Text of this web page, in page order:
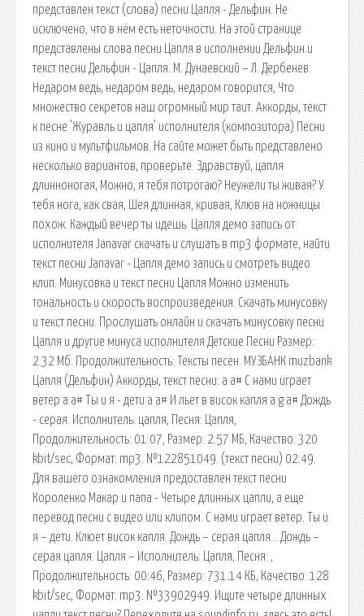
представлен текст (слова) песни Цапля - Дельфин. Не
исключено, что в нём есть неточности. На этой странице
представлены слова песни Цапля в исполнении Дельфин и
текст песни Дельфин - Цапля. М. Дунаевский – Л. Дербенев.
Недаром ведь, недаром ведь, недаром говорится, Что
множество секретов наш огромный мир таит. Аккорды, текст
к песне 'Журавль и цапля' исполнителя (композитора) Песни
из кино и мультфильмов. На сайте может быть представлено
несколько вариантов, проверьте. Здравствуй, цапля
длинноногая, Можно, я тебя потрогаю? Неужели ты живая? У
тебя нога, как свая, Шея длинная, кривая, Клюв на ножницы
похож. Каждый вечер ты идешь. Цапля демо запись от
исполнителя Janavar скачать и слушать в mp3 формате, найти
текст песни Janavar - Цапля демо запись и смотреть видео
клип. Минусовка и текст песни Цапля Можно изменить
тональность и скорость воспроизведения. Скачать минусовку
и текст песни. Прослушать онлайн и скачать минусовку песни
Цапля и другие минуса исполнителя Детские Песни Размер:
2.32 Мб. Продолжительность: Тексты песен. МУЗБАНК muzbank
Цапля (Дельфин) Аккорды, текст песни: a a# С нами играет
ветер a a# Ты и я - дети a a# И льет в висок капля a g a# Дождь
- серая. Исполнитель: цапля, Песня: Цапля,
Продолжительность: 01:07, Размер: 2.57 МБ, Качество: 320
kbit/sec, Формат: mp3. №122851049. (текст песни) 02:49.
Для вашего ознакомления предоставлен текст песни
Короленко Макар и папа - Четыре длинных цапли, а еще
перевод песни с видео или клипом. С нами играет ветер. Ты и
я – дети. Клюет висок капля. Дождь – серая цапля… Дождь –
серая цапля. Цапля – Исполнитель: Цапля, Песня: ,
Продолжительность: 00:46, Размер: 731.14 КБ, Качество: 128
kbit/sec, Формат: mp3. №33902949. Ищите четыре длинных